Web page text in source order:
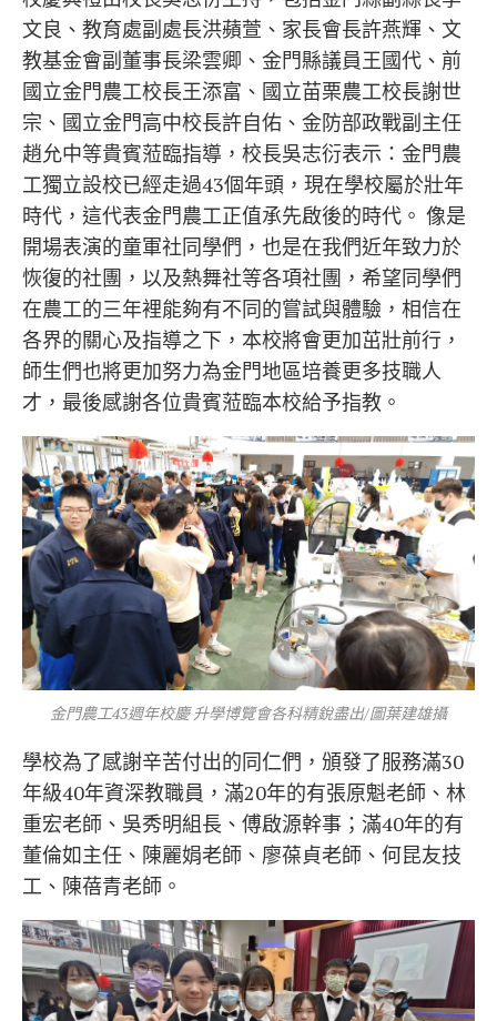
文良、教育處副處長洪蘋萱、家長會長許燕輝、文
教基金會副董事長梁雲卿、金門縣議員王國代、前
國立金門農工校長王添富、國立苗栗農工校長謝世
宗、國立金門高中校長許自佑、金防部政戰副主任
趙允中等貴賓蒞臨指導，校長吳志衍表示：金門農
工獨立設校已經走過43個年頭，現在學校屬於壯年
時代，這代表金門農工正值承先啟後的時代。 像是
開場表演的童軍社同學們，也是在我們近年致力於
恢復的社團，以及熱舞社等各項社團，希望同學們
在農工的三年裡能夠有不同的嘗試與體驗，相信在
各界的關心及指導之下，本校將會更加茁壯前行，
師生們也將更加努力為金門地區培養更多技職人
才，最後感謝各位貴賓蒞臨本校給予指教。
金門農工43週年校慶 升學博覽會各科精銳盡出/圖葉建雄攝
學校為了感謝辛苦付出的同仁們，頒發了服務滿30
年級40年資深教職員，滿20年的有張原魁老師、林
重宏老師、吳秀明組長、傅啟源幹事；滿40年的有
董倫如主任、陳麗娟老師、廖葆貞老師、何昆友技
工、陳蓓青老師。